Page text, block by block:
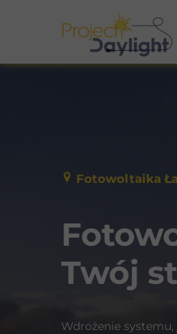
Fotowoltaika
Wdrożenie
Twój